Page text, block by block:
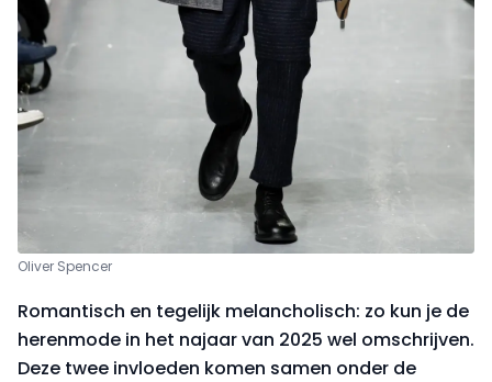
Oliver Spencer
Romantisch en tegelijk melancholisch: zo kun je de
herenmode in het najaar van 2025 wel omschrijven.
Deze twee invloeden komen samen onder de